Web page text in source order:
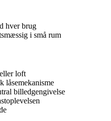
hver brug
i små rum
loft
låsemekanisme
billedgengivelse